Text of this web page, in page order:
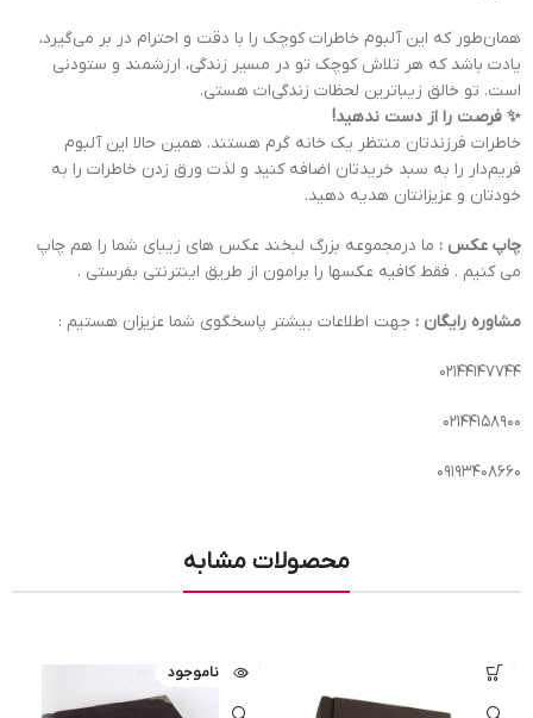
همان‌طور که این آلبوم خاطرات کوچک را با دقت و احترام در بر می‌گیرد،
یادت باشد که هر تلاش کوچک تو در مسیر زندگی، ارزشمند و ستودنی
است. تو خالق زیباترین لحظات زندگی‌ات هستی.
✨ فرصت را از دست ندهید!
خاطرات فرزندتان منتظر یک خانه گرم هستند. همین حالا این آلبوم
فریم‌دار را به سبد خریدتان اضافه کنید و لذت ورق زدن خاطرات را به
خودتان و عزیزانتان هدیه دهید.
چاپ عکس : ما درمجموعه بزرگ لبخند عکس های زیبای شما را هم چاپ
می کنیم . فقط کافیه عکسها را برامون از طریق اینترنتی بفرستی .
مشاوره رایگان : جهت اطلاعات بیشتر پاسخگوی شما عزیزان هستیم :
02144147744
02144158900
09193408660
محصولات مشابه
ناموجود